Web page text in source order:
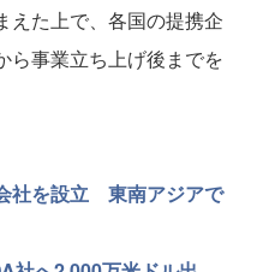
た上で、各国の提携企
ら事業立ち上げ後までを
社を設立 東南アジアで